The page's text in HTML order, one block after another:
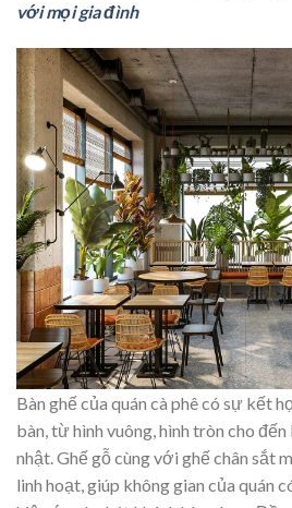
với mọi gia đình
Bàn ghế của quán cà phê có sự kết
bàn, từ hình vuông, hình tròn cho
nhật. Ghế gỗ cùng với ghế chân sắt
linh hoạt, giúp không gian của quán